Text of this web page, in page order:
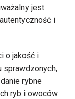
jest
i
o jakość i
sprawdzonych,
rybne
ryb i owoców